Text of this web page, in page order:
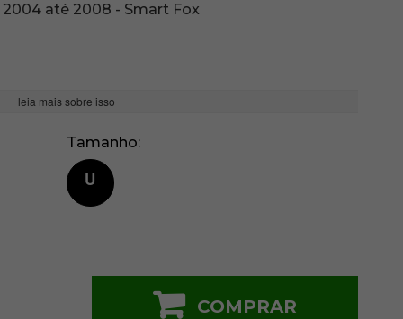
até 2008 - Smart Fox
leia mais sobre isso
Tamanho
U
COMPRAR